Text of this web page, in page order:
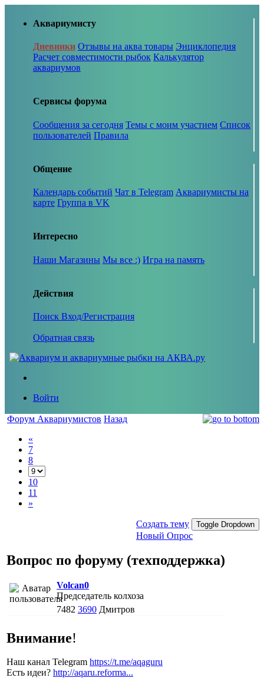
Аквариумисту
Дневники Отзывы на аква товары Энциклопедия
Расчет совместимости рыбок Калькулятор
аквариумов
Сервисы форума
Сообщения за сегодня Темы с моим участием Список
пользователей Правила
Общение
Календарь событий Чат в Telegram Аквариумисты на
карте Группа в VK
Интересно
Наши Магазины Мы все :) Игра на память
Действия
Поиск Вход/Регистрация
Обратная связь
Войти
Форум Аквариумистов Назад
«
7
8
10
11
»
Создать тему Toggle Dropdown
Новый Опрос
Вопрос по форуму (техподдержка)
Volcan0
Председатель колхоза
7482 3690 Дмитров
Внимание!
Наш канал Telegram https://t.me/aqaguru
Есть идеи? http://aqaru.reforma...